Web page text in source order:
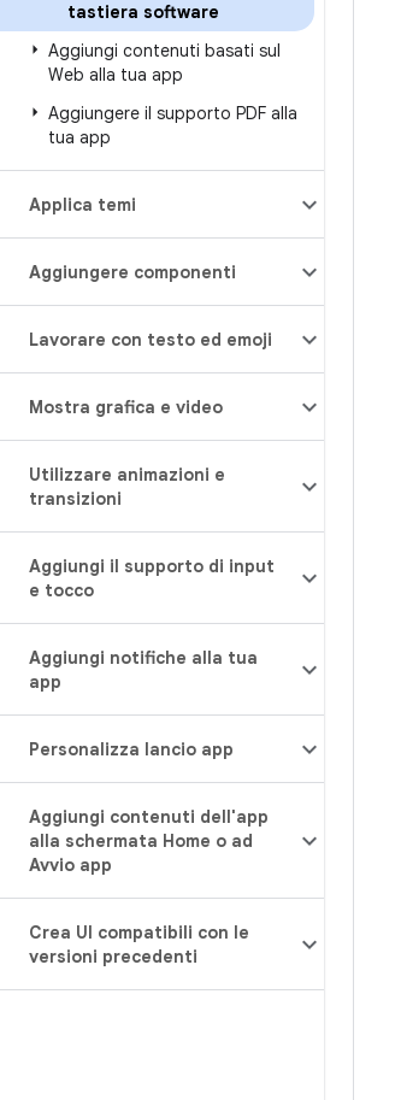
tastiera software
Aggiungi contenuti basati sul
Web alla tua app
Aggiungere il supporto PDF alla
tua app
Applica temi
Aggiungere componenti
Lavorare con testo ed emoji
Mostra grafica e video
Utilizzare animazioni e
transizioni
Aggiungi il supporto di input
e tocco
Aggiungi notifiche alla tua
app
Personalizza lancio app
Aggiungi contenuti dell'app
alla schermata Home o ad
Avvio app
Crea UI compatibili con le
versioni precedenti